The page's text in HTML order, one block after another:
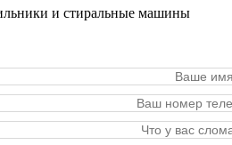
и стиральные машины